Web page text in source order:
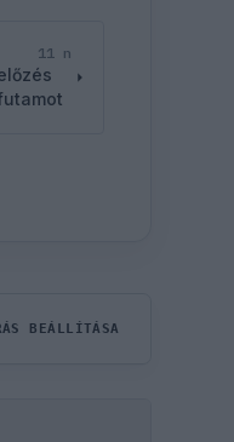
11 n
BEÁLLÍTÁSA